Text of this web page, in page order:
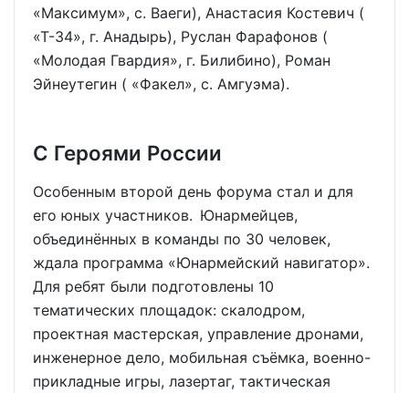
«Максимум», с. Ваеги), Анастасия Костевич (
«Т-34», г. Анадырь), Руслан Фарафонов (
«Молодая Гвардия», г. Билибино), Роман
Эйнеутегин ( «Факел», с. Амгуэма).
С Героями России
Особенным второй день форума стал и для
его юных участников. Юнармейцев,
объединённых в команды по 30 человек,
ждала программа «Юнармейский навигатор».
Для ребят были подготовлены 10
тематических площадок: скалодром,
проектная мастерская, управление дронами,
инженерное дело, мобильная съёмка, военно-
прикладные игры, лазертаг, тактическая